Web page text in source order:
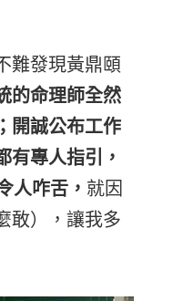
難發現黃鼎頤
的命理師全然
開誠公布工作
有專人指引，
人咋舌， 就因
敢），讓我多